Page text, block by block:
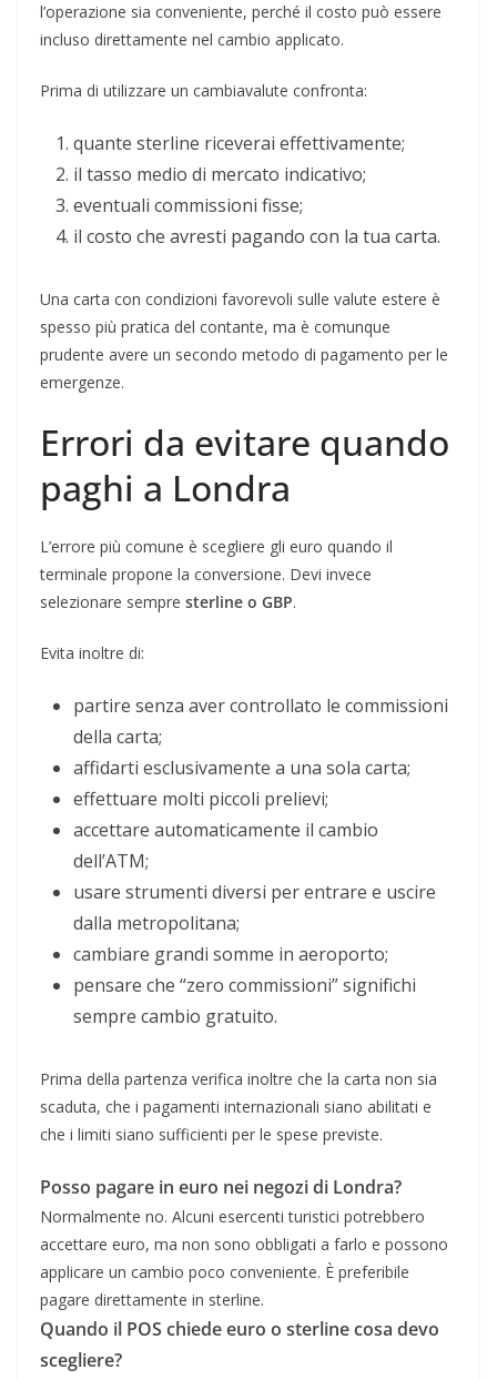
l’operazione sia conveniente, perché il costo può essere
incluso direttamente nel cambio applicato.
Prima di utilizzare un cambiavalute confronta:
quante sterline riceverai effettivamente;
il tasso medio di mercato indicativo;
eventuali commissioni fisse;
il costo che avresti pagando con la tua carta.
Una carta con condizioni favorevoli sulle valute estere è
spesso più pratica del contante, ma è comunque
prudente avere un secondo metodo di pagamento per le
emergenze.
Errori da evitare quando
paghi a Londra
L’errore più comune è scegliere gli euro quando il
terminale propone la conversione. Devi invece
selezionare sempre sterline o GBP.
Evita inoltre di:
partire senza aver controllato le commissioni
della carta;
affidarti esclusivamente a una sola carta;
effettuare molti piccoli prelievi;
accettare automaticamente il cambio
dell’ATM;
usare strumenti diversi per entrare e uscire
dalla metropolitana;
cambiare grandi somme in aeroporto;
pensare che “zero commissioni” significhi
sempre cambio gratuito.
Prima della partenza verifica inoltre che la carta non sia
scaduta, che i pagamenti internazionali siano abilitati e
che i limiti siano sufficienti per le spese previste.
Posso pagare in euro nei negozi di Londra?
Normalmente no. Alcuni esercenti turistici potrebbero
accettare euro, ma non sono obbligati a farlo e possono
applicare un cambio poco conveniente. È preferibile
pagare direttamente in sterline.
Quando il POS chiede euro o sterline cosa devo
scegliere?